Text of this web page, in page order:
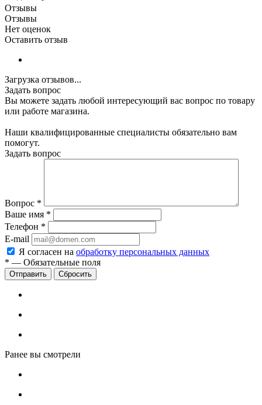
Отзывы
Отзывы
Нет оценок
Оставить отзыв
Загрузка отзывов...
Задать вопрос
Вы можете задать любой интересующий вас вопрос по товару
или работе магазина.
Наши квалифицированные специалисты обязательно вам
помогут.
Задать вопрос
Вопрос *
Ваше имя *
Телефон *
E-mail
Я согласен на обработку персональных данных
* — Обязательные поля
Сбросить
Ранее вы смотрели